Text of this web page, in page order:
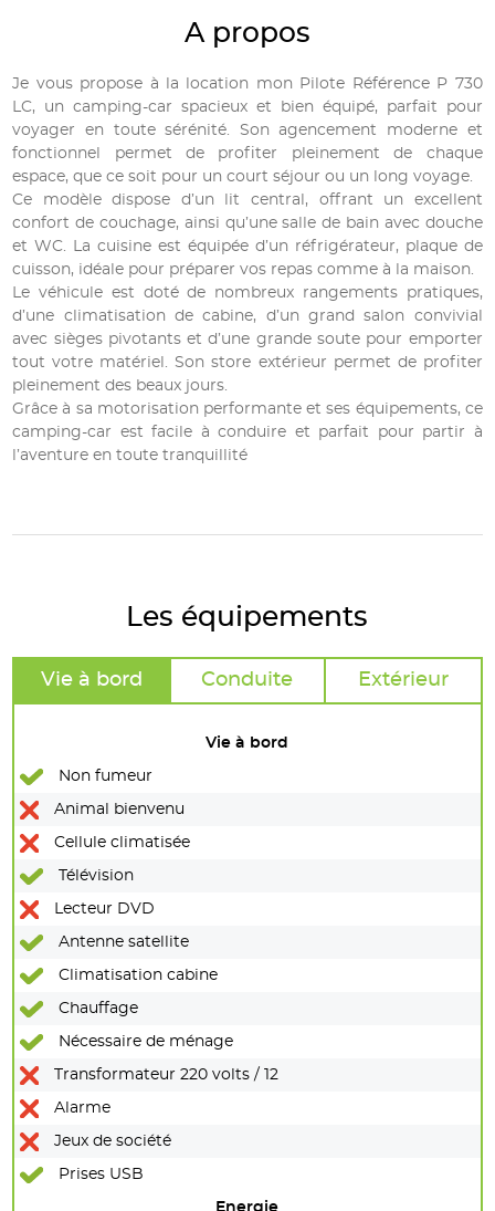
A propos
Je vous propose à la location mon Pilote Référence P 730
LC, un camping-car spacieux et bien équipé, parfait pour
voyager en toute sérénité. Son agencement moderne et
fonctionnel permet de profiter pleinement de chaque
espace, que ce soit pour un court séjour ou un long voyage.
Ce modèle dispose d’un lit central, offrant un excellent
confort de couchage, ainsi qu’une salle de bain avec douche
et WC. La cuisine est équipée d’un réfrigérateur, plaque de
cuisson, idéale pour préparer vos repas comme à la maison.
Le véhicule est doté de nombreux rangements pratiques,
d’une climatisation de cabine, d’un grand salon convivial
avec sièges pivotants et d’une grande soute pour emporter
tout votre matériel. Son store extérieur permet de profiter
pleinement des beaux jours.
Grâce à sa motorisation performante et ses équipements, ce
camping-car est facile à conduire et parfait pour partir à
l’aventure en toute tranquillité
Les équipements
Vie à bord Conduite Extérieur
Vie à bord
Non fumeur
Animal bienvenu
Cellule climatisée
Télévision
Lecteur DVD
Antenne satellite
Climatisation cabine
Chauffage
Nécessaire de ménage
Transformateur 220 volts / 12
Alarme
Jeux de société
Prises USB